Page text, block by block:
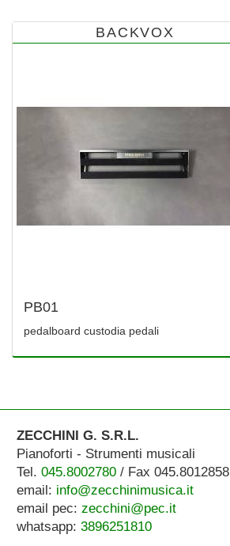
BACKVOX
PB01
pedalboard custodia pedali
ZECCHINI G. S.R.L.
Pianoforti - Strumenti musicali
Tel. 045.8002780/ Fax 045.8012858
email: info@zecchinimusica.it
email pec: zecchini@pec.it
whatsapp: 3896251810